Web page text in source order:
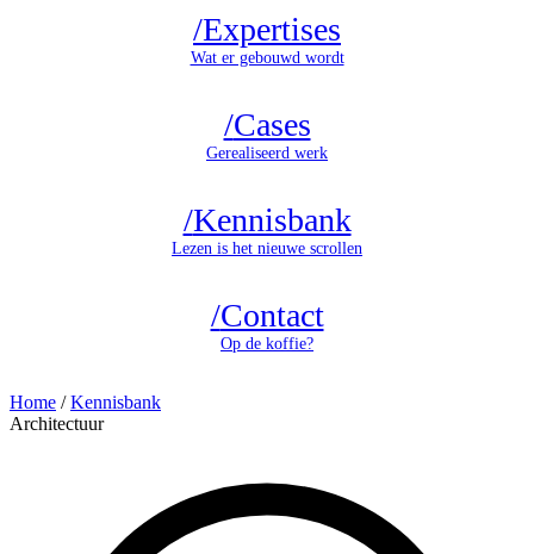
/Expertises
Wat er gebouwd wordt
/Cases
Gerealiseerd werk
/Kennisbank
Lezen is het nieuwe scrollen
/Contact
Op de koffie?
Home / Kennisbank
Architectuur